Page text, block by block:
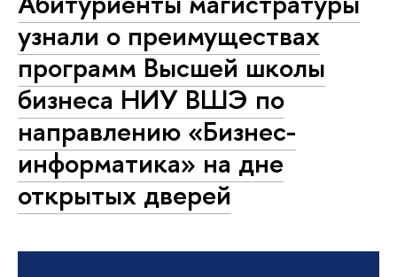
узнали о преимуществах
программ Высшей школы
бизнеса НИУ ВШЭ по
направлению «Бизнес-
информатика» на дне
открытых дверей